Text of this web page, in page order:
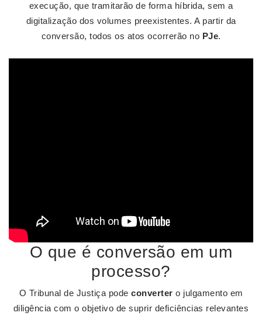
execução, que tramitarão de forma híbrida, sem a
digitalização dos volumes preexistentes. A partir da
conversão, todos os atos ocorrerão no PJe.
O que é conversão em um
processo?
O Tribunal de Justiça pode converter o julgamento em
diligência com o objetivo de suprir deficiências relevantes